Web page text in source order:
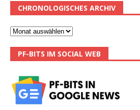
CHRONOLOGISCHES ARCHIV
PF-BITS IM SOCIAL WEB